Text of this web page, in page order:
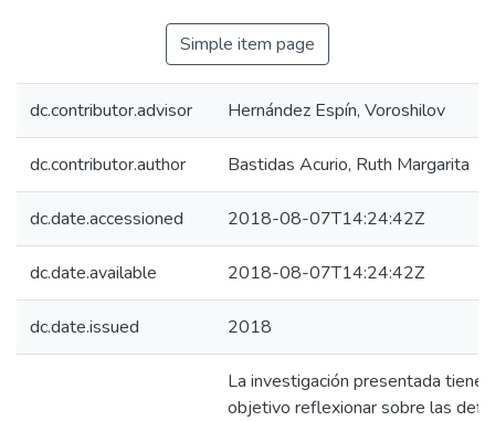
Simple item page
dc.contributor.advisor Hernández Espín, Voroshilov
dc.contributor.author Bastidas Acurio, Ruth Margarita
dc.date.accessioned 2018-08-07T14:24:42Z
dc.date.available 2018-08-07T14:24:42Z
dc.date.issued 2018
La investigación presentada tiene
objetivo reflexionar sobre las